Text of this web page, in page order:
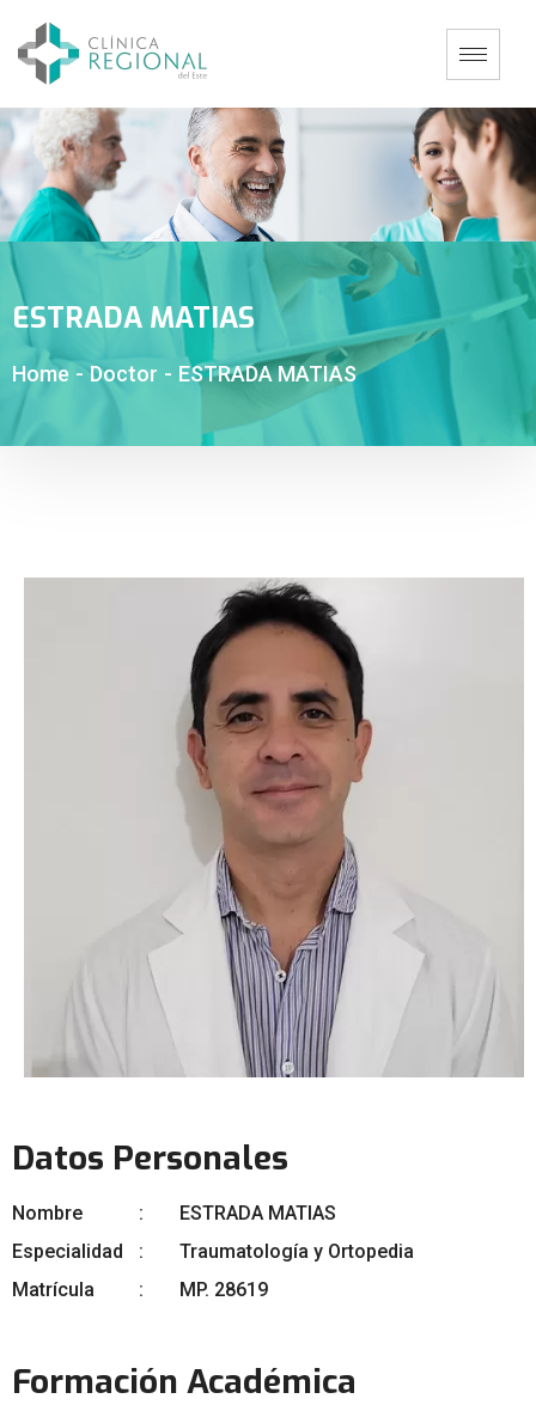
ESTRADA MATIAS
Home - Doctor - ESTRADA MATIAS
Datos Personales
Nombre
ESTRADA MATIAS
Especialidad
Traumatología y Ortopedia
Matrícula
MP. 28619
Formación Académica